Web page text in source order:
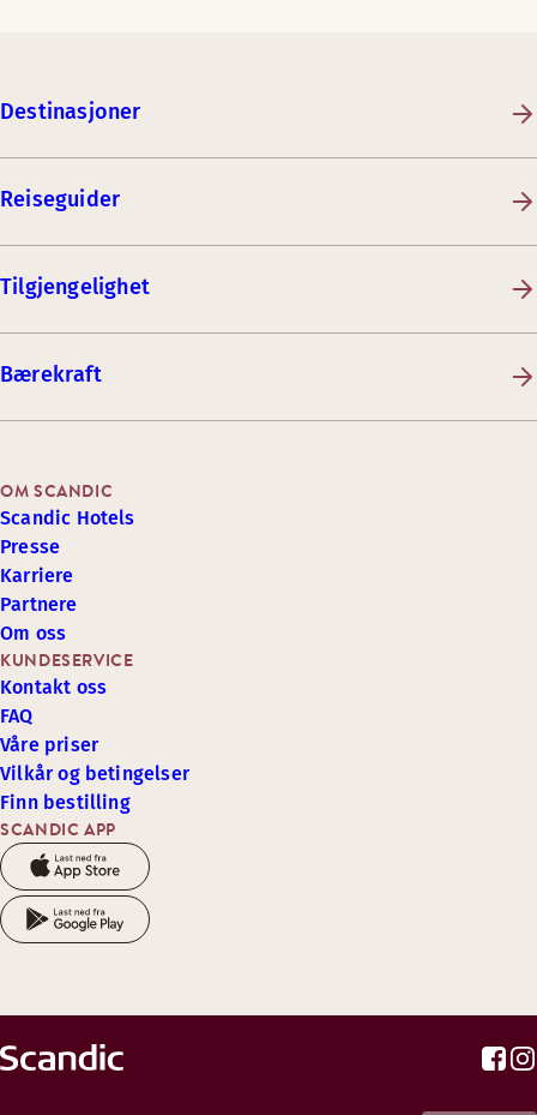
Destinasjoner
Reiseguider
Tilgjengelighet
Bærekraft
SCANDIC APP
KUNDESERVICE
Kontakt oss
FAQ
Våre priser
Vilkår og betingelser
Finn bestilling
OM SCANDIC
Scandic Hotels
Presse
Karriere
Partnere
Om oss